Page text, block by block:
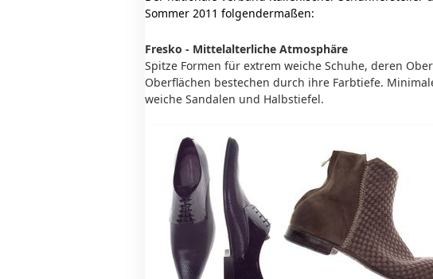
Sommer 2011 folgendermaßen:
Fresko - Mittelalterliche Atmosphäre
Spitze Formen für extrem weiche Schuhe, deren
Oberflächen bestechen durch ihre Farbtiefe.
weiche Sandalen und Halbstiefel.